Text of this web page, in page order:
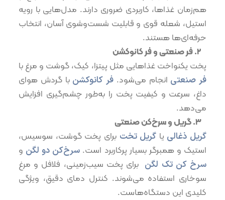
هم‌زمان غذاها، کاربردی ضروری دارند. مدل‌هایی با رویه
استیل، شعله قوی و قابلیت شست‌وشوی آسان، انتخاب
حرفه‌ای‌ها هستند.
۲.⁠ ⁠فر صنعتی و فر کانوکشن
پخت یکنواخت غذاهایی مثل پیتزا، کیک، گوشت و مرغ با
فر صنعتی انجام می‌شود. فر کانوکشن با گردش هوای
داغ، سرعت و کیفیت پخت را به‌طور چشم‌گیری افزایش
می‌دهد.
گریل ذغالی یا گریل تخت برای پخت گوشت، سوسیس،
استیک و همبرگر بسیار پرکاربرد است. سرخ‌کن‌ دو لگن و
سرخ کن تک لگن برای پخت سیب‌زمینی، فلافل و مرغ
سوخاری استفاده می‌شوند. کنترل دمای دقیق، ویژگی
کلیدی این دستگاه‌هاست.